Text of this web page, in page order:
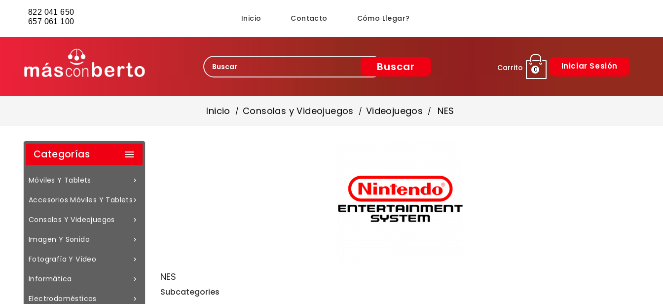
822 041 650
657 061 100
Inicio Contacto Cómo Llegar?
Iniciar Sesión
Carrito 0
Buscar
Inicio Consolas y Videojuegos Videojuegos NES
Categorías 

Móviles Y Tablets

Accesorios Móviles Y Tablets

Consolas Y Videojuegos

Imagen Y Sonido

Fotografía Y Vídeo

Informática

Electrodomésticos
NES
Subcategories